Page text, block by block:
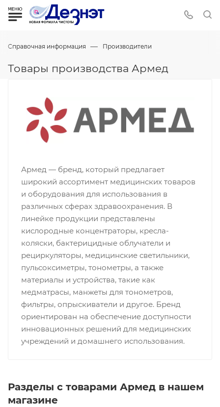
Справочная информация — Производители
Товары производства Армед
Армед — бренд, который предлагает
широкий ассортимент медицинских товаров
и оборудования для использования в
различных сферах здравоохранения. В
линейке продукции представлены
кислородные концентраторы, кресла-
коляски, бактерицидные облучатели и
рециркуляторы, медицинские светильники,
пульсоксиметры, тонометры, а также
материалы и устройства, такие как
медматрасы, манжеты для тонометров,
фильтры, опрыскиватели и другое. Бренд
ориентирован на обеспечение доступности
инновационных решений для медицинских
учреждений и домашнего использования.
Разделы с товарами Армед в нашем
магазине